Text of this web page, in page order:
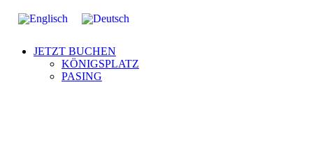
JETZT BUCHEN
KÖNIGSPLATZ
PASING